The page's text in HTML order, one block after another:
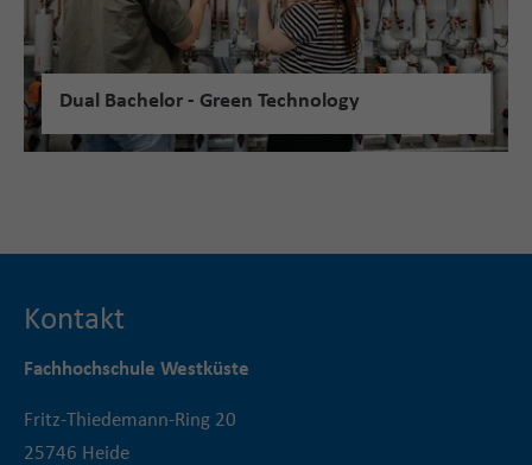
Dual Bachelor - Green Technology
Kontakt
Fachhochschule Westküste
Fritz-Thiedemann-Ring 20
25746 Heide